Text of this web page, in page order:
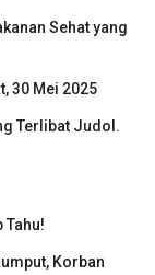
Sehat yang
30 Mei 2025
Terlibat Judol.
Tahu!
Korban